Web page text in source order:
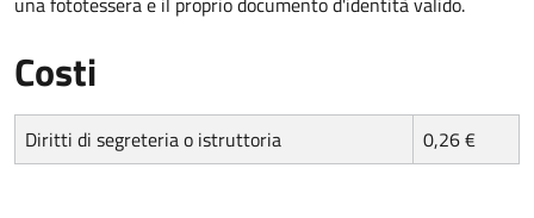
Costi
Diritti di segreteria o istruttoria 0,26 €